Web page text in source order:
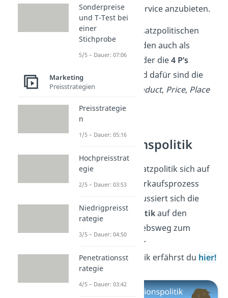
einen Lieferservice anzubieten.
Übrigens:
Die absatzpolitischen
Instrumente werden auch als
Marketing-Mix
oder die4 P’s
bezeichnet. Grund dafür sind die
vier Bereiche:
Product, Price, Place
undPromotion
Distributionspolitik
Während die Absatzpolitik sich auf
den gesamten Verkaufsprozess
konzentriert, fokussiert sich die
Distributionspolitikauf den
effizienten Vertriebsweg zum
Kunden. Mehr zur
Distributionspolitik erfährst du hier!
Sonderpreise
und T-Test bei
einer
Stichprobe
5/5 – Dauer: 07:06
Marketing
Preisstrategien
Preisstrategie
n
1/5 – Dauer: 05:16
Hochpreisstrat
egie
2/5 – Dauer: 03:53
Niedrigpreisst
rategie
3/5 – Dauer: 04:50
Penetrationsst
rategie
4/5 – Dauer: 03:42